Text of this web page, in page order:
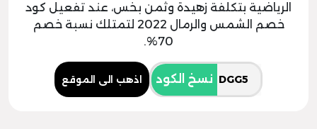
الرياضية بتكلفة زهيدة وثمن بخس، عند تفعيل كود
خصم الشمس والرمال 2022 لتمتلك نسبة خصم
70%.
نسخ الكود اذهب الى الموقع